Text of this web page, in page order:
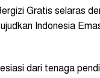
Gratis selaras
Indonesia
dari tenaga